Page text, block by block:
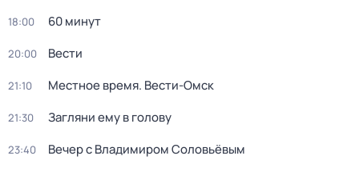
18:00 60 минут
20:00 Вести
21:10 Местное время. Вести-Омск
21:30 Загляни ему в голову
23:40 Вечер с Владимиром Соловьёвым